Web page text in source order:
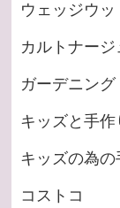
ウェッジウッ
カルトナージ
ガーデニング
キッズと手作
キッズの為
コストコ